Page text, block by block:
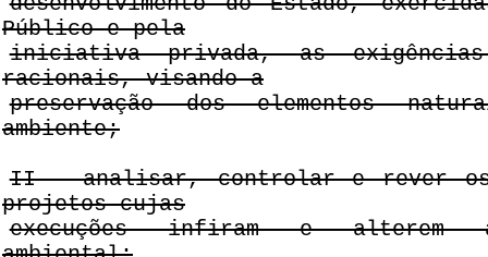
Público e pela
iniciativa privada, as
racionais, visando a
preservação dos elementos
ambiente;
II - analisar, controlar e rever os
projetos cujas
execuções infiram e alterem